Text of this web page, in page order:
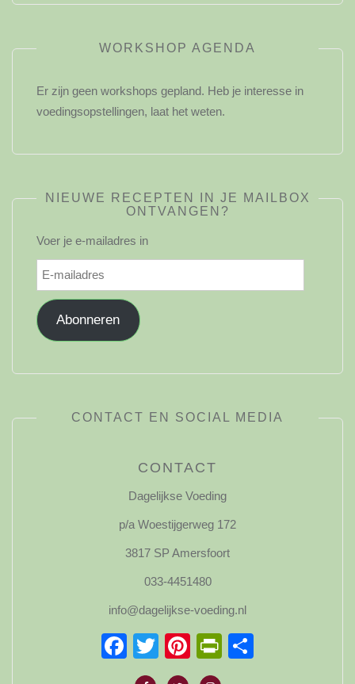
WORKSHOP AGENDA
Er zijn geen workshops gepland. Heb je interesse in
voedingsopstellingen, laat het weten.
NIEUWE RECEPTEN IN JE MAILBOX
ONTVANGEN?
Voer je e-mailadres in
E-
mailadres
Abonneren
CONTACT EN SOCIAL MEDIA
CONTACT
Dagelijkse Voeding
p/a Woestijgerweg 172
3817 SP Amersfoort
033-4451480
info@dagelijkse-voeding.nl
Facebook
TwitterPinterest